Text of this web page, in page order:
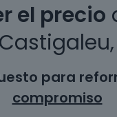
el precio
para
compromiso